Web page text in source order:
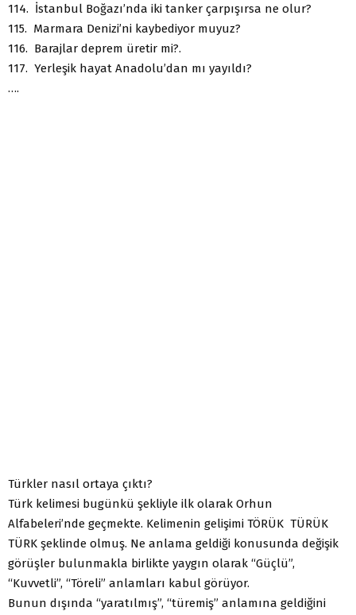
114. İstanbul Boğazı’nda iki tanker çarpışırsa ne olur?
115. Marmara Denizi’ni kaybediyor muyuz?
116. Barajlar deprem üretir mi?.
117. Yerleşik hayat Anadolu’dan mı yayıldı?
….
Türkler nasıl ortaya çıktı?
Türk kelimesi bugünkü şekliyle ilk olarak Orhun
Alfabeleri’nde geçmekte. Kelimenin gelişimi TÖRÜK TÜRÜK
TÜRK şeklinde olmuş. Ne anlama geldiği konusunda değişik
görüşler bulunmakla birlikte yaygın olarak “Güçlü”,
“Kuvvetli”, “Töreli” anlamları kabul görüyor.
Bunun dışında “yaratılmış”, “türemiş” anlamına geldiğini